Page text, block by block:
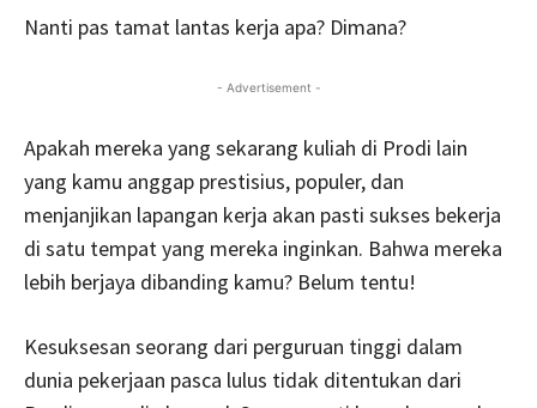
Nanti pas tamat lantas kerja apa? Dimana?
- Advertisement -
Apakah mereka yang sekarang kuliah di Prodi lain
yang kamu anggap prestisius, populer, dan
menjanjikan lapangan kerja akan pasti sukses bekerja
di satu tempat yang mereka inginkan. Bahwa mereka
lebih berjaya dibanding kamu? Belum tentu!
Kesuksesan seorang dari perguruan tinggi dalam
dunia pekerjaan pasca lulus tidak ditentukan dari